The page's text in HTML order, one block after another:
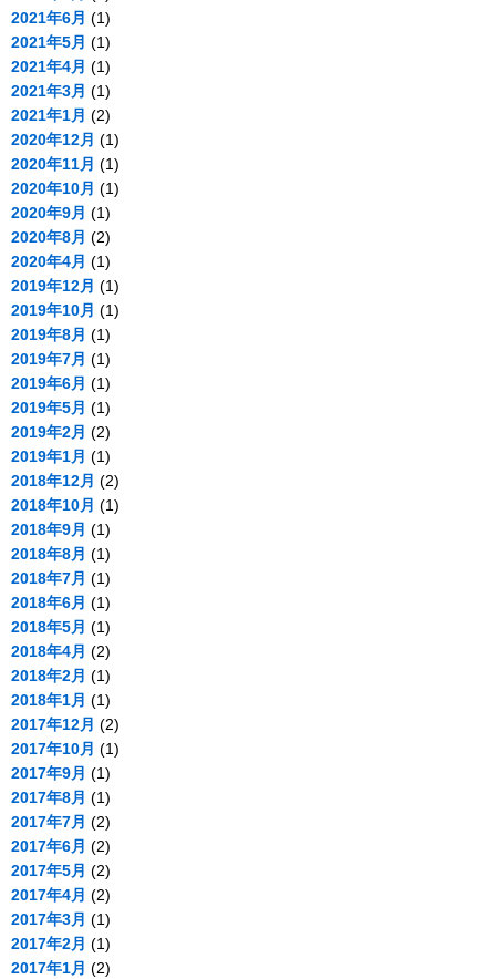
2021年6月 (1)
2021年5月 (1)
2021年4月 (1)
2021年3月 (1)
2021年1月 (2)
2020年12月 (1)
2020年11月 (1)
2020年10月 (1)
2020年9月 (1)
2020年8月 (2)
2020年4月 (1)
2019年12月 (1)
2019年10月 (1)
2019年8月 (1)
2019年7月 (1)
2019年6月 (1)
2019年5月 (1)
2019年2月 (2)
2019年1月 (1)
2018年12月 (2)
2018年10月 (1)
2018年9月 (1)
2018年8月 (1)
2018年7月 (1)
2018年6月 (1)
2018年5月 (1)
2018年4月 (2)
2018年2月 (1)
2018年1月 (1)
2017年12月 (2)
2017年10月 (1)
2017年9月 (1)
2017年8月 (1)
2017年7月 (2)
2017年6月 (2)
2017年5月 (2)
2017年4月 (2)
2017年3月 (1)
2017年2月 (1)
2017年1月 (2)